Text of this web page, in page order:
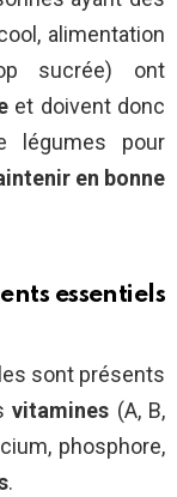
alimentation
sucrée) ont
et doivent donc
légumes pour
en bonne
essentiels
sont présents
vitamines (A, B,
phosphore,
.